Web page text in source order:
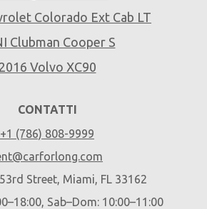
Colorado Ext Cab LT
Clubman Cooper S
2016 Volvo XC90
CONTATTI
+1 (786) 808-9999
Street, Miami, FL 33162
Sab–Dom: 10:00–11:00